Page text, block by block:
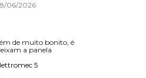
06/2026
de muito bonito, é
a panela
5